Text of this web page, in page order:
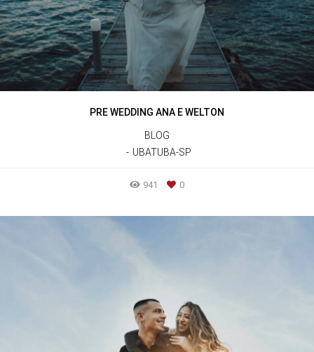
PRE WEDDING ANA E WELTON
BLOG
UBATUBA-SP
941 0